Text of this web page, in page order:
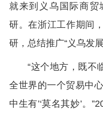
就来到义乌国际商贸
研。在浙江工作期间
研，总结推广“义乌发展
“这个地方，既不
全世界的一个贸易中
中生有’‘莫名其妙’。